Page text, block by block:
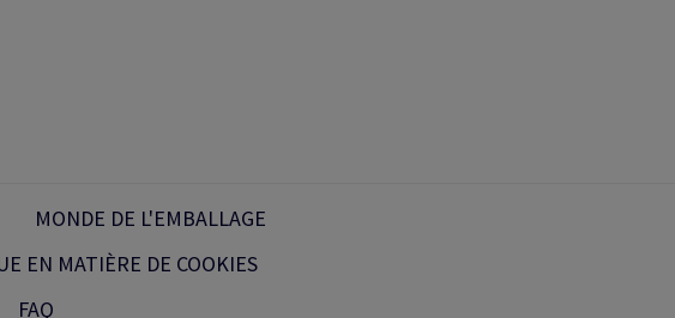
MONDE DE L'EMBALLAGE
EN MATIÈRE DE COOKIES
FAQ